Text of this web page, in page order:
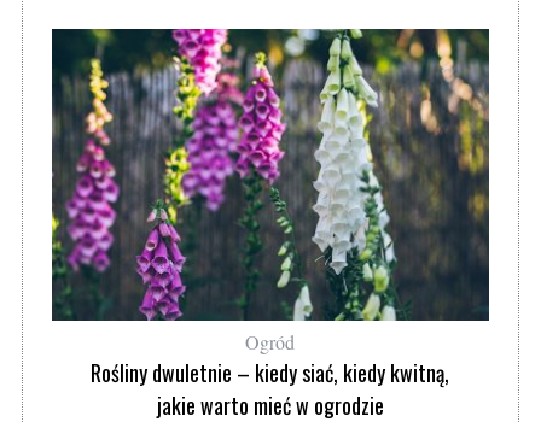
Ogród
Rośliny dwuletnie – kiedy siać, kiedy kwitną,
jakie warto mieć w ogrodzie